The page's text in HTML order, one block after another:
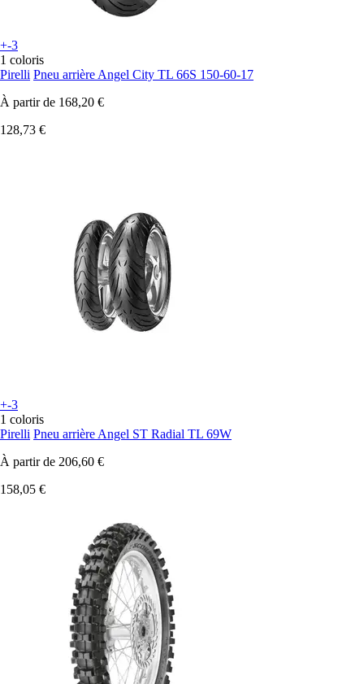
+-3
1 coloris
Pirelli Pneu arrière Angel City TL 66S 150-60-17
À partir de 168,20 €
128,73 €
+-3
1 coloris
Pirelli Pneu arrière Angel ST Radial TL 69W
À partir de 206,60 €
158,05 €